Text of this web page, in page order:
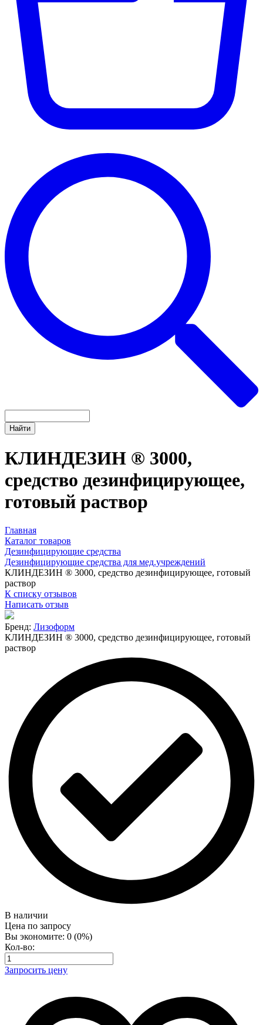
КЛИНДЕЗИН ® 3000,
средство дезинфицирующее,
готовый раствор
Главная
Каталог товаров
Дезинфицирующие средства
Дезинфицирующие средства для мед.учреждений
КЛИНДЕЗИН ® 3000, средство дезинфицирующее, готовый
раствор
К списку отзывов
Написать отзыв
Бренд: Лизоформ
КЛИНДЕЗИН ® 3000, средство дезинфицирующее, готовый
раствор
В наличии
Цена по запросу
Вы экономите: 0 (0%)
Кол-во:
Запросить цену